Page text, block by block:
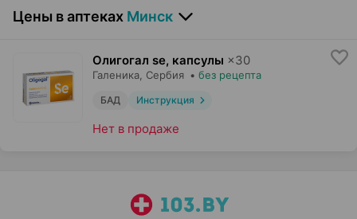
Цены в аптеках Минск
Олигогал se, капсулы ×30
Галеника, Сербия • без рецепта
БАД Инструкция
Нет в продаже